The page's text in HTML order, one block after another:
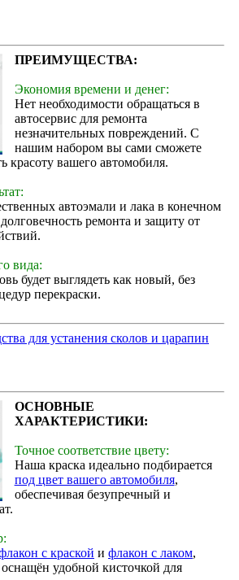
ПРЕИМУЩЕСТВА:
Экономия времени и денег:
Нет необходимости обращаться в
автосервис для ремонта
незначительных повреждений. С
нашим набором вы сами сможете
красоту вашего автомобиля.
автоэмали и лака в конечном
ремонта и защиту от
вида:
будет выглядеть как новый, без
перекраски.
для устанения сколов и царапин
ОСНОВНЫЕ
ХАРАКТЕРИСТИКИ:
Точное соответствие цвету:
Наша краска идеально подбирается
под цвет вашего автомобиля,
обеспечивая безупречный и
с краской и флакон с лаком,
удобной кисточкой для